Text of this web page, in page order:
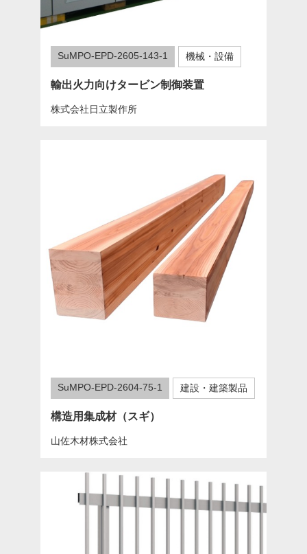
SuMPO-EPD-2605-143-1 機械・設備
輸出火力向けタービン制御装置
株式会社日立製作所
SuMPO-EPD-2604-75-1 建設・建築製品
構造用集成材（スギ）
山佐木材株式会社